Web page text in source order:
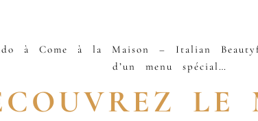
à Come à la Maison – Italian
d’un menu spécial…
LE